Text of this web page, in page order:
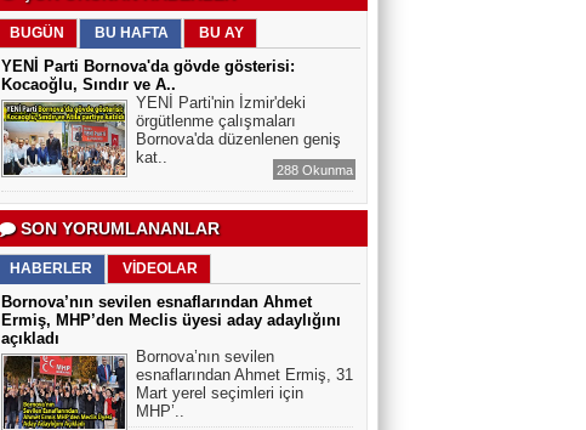
Arslan Keskin
ELEKTRİKLİ SCOOTERLAR
YASAKLANMALI MI? GÜVENLİK Mİ,
ÖZGÜRLÜK MÜ?
BUGÜN BU HAFTA BU AY
YENİ Parti Bornova'da gövde gösterisi:
Kocaoğlu, Sındır ve A..
YENİ Parti'nin İzmir'deki
örgütlenme çalışmaları
Bornova'da düzenlenen geniş
kat..
288 Okunma
SON YORUMLANANLAR
HABERLER VİDEOLAR
Bornova’nın sevilen esnaflarından Ahmet
Ermiş, MHP’den Meclis üyesi aday adaylığını
açıkladı
Bornova’nın sevilen
esnaflarından Ahmet Ermiş, 31
Mart yerel seçimleri için
MHP’..